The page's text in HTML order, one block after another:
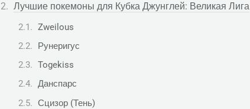
Лучшие покемоны для Кубка Джунглей: Великая Лига
Zweilous
Рунеригус
Togekiss
Данспарс
Сцизор (Тень)